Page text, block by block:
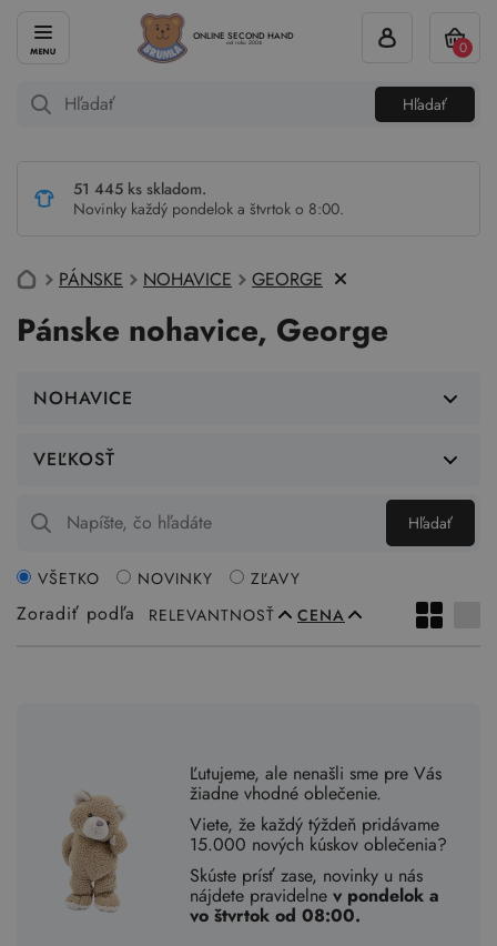
ONLINE SECOND HAND
od roku 2004
Hľadať
0
51 445 ks skladom.
Novinky každý pondelok a štvrtok o 8:00.
PÁNSKE NOHAVICE GEORGE
Pánske nohavice, George
NOHAVICE
VEĽKOSŤ
Hľadať
Zoradiť podľa RELEVANTNOSŤ CENA
VŠETKO NOVINKY ZĽAVY
Ľutujeme, ale nenašli sme pre Vás
žiadne vhodné oblečenie.
Viete, že každý týždeň pridávame
15.000 nových kúskov oblečenia?
Skúste prísť zase, novinky u nás
nájdete pravidelnev pondelok a
vo štvrtok od 08:00.